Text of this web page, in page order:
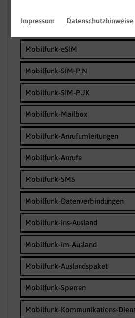
Mobilfunk-SIM-Karte
Mobilfunk-eSIM
Mobilfunk-SIM-PIN
Mobilfunk-SIM-PUK
Mobilfunk-Mailbox
Mobilfunk-Anrufumleitungen
Mobilfunk-Anrufe
Mobilfunk-SMS
Mobilfunk-Datenverbindungen
Mobilfunk-ins-Ausland
Mobilfunk-im-Ausland
Mobilfunk-Auslandspaket
Mobilfunk-Sperren
Mobilfunk-Kommunikations-
Impressum Datenschutzhinweise